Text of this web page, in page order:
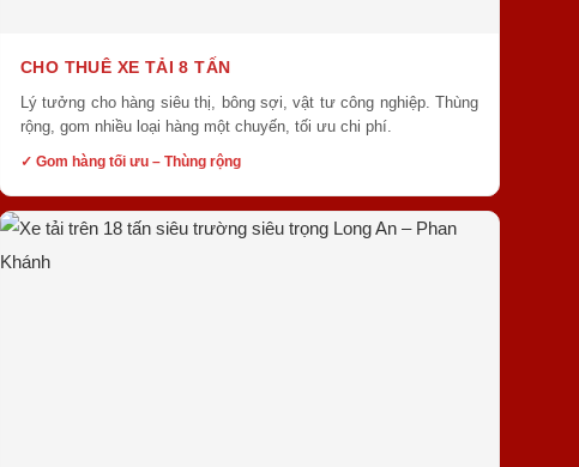
CHO THUÊ XE TẢI 8 TẤN
Lý tưởng cho hàng siêu thị, bông sợi, vật tư công nghiệp. Thùng
rộng, gom nhiều loại hàng một chuyến, tối ưu chi phí.
✓ Gom hàng tối ưu – Thùng rộng